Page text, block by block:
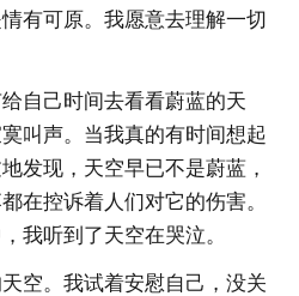
有可原。我愿意去理解一切
自己时间去看看蔚蓝的天
叫声。当我真的有时间想起
发现，天空早已不是蔚蓝，
在控诉着人们对它的伤害。
我听到了天空在哭泣。
空。我试着安慰自己，没关